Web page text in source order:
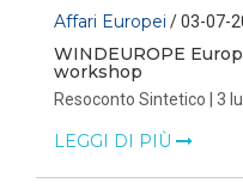
Affari Europei / 03-07-
WINDEUROPE
workshop
Resoconto Sintetico | 3
LEGGI DI PIÙ